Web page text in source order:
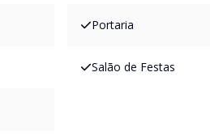
Portaria
Salão de Festas